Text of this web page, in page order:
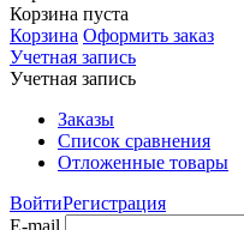
Корзина пуста
Корзина Оформить заказ
Учетная запись
Учетная запись
Заказы
Список сравнения
Отложенные товары
ВойтиРегистрация
E-mail